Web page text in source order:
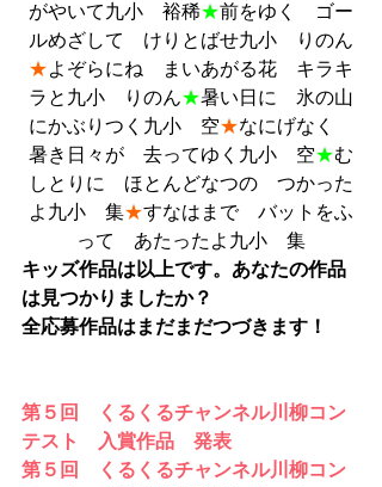
がやいて九小　裕稀★前をゆく　ゴー
ルめざして　けりとばせ九小　りのん
★よぞらにね　まいあがる花　キラキ
ラと九小　りのん★暑い日に　氷の山
にかぶりつく九小　空★なにげなく
暑き日々が　去ってゆく九小　空★む
しとりに　ほとんどなつの　つかった
よ九小　集★すなはまで　バットをふ
って　あたったよ九小　集
キッズ作品は以上です。あなたの作品
は見つかりましたか？
全応募作品はまだまだつづきます！
第５回　くるくるチャンネル川柳コン
テスト　入賞作品　発表
第５回　くるくるチャンネル川柳コン